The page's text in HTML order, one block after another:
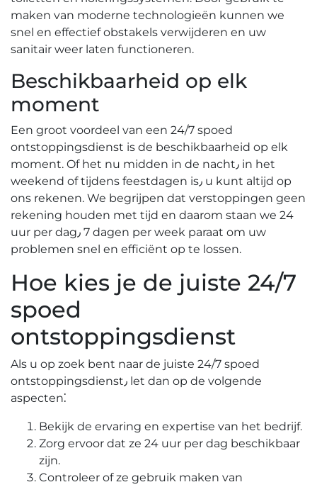
maken van moderne technologieën kunnen we
snel en effectief obstakels verwijderen en uw
sanitair weer laten functioneren.
Beschikbaarheid op elk
moment
Een groot voordeel van een 24/7 spoed
ontstoppingsdienst is de beschikbaarheid op elk
moment. Of het nu midden in de nacht٫ in het
weekend of tijdens feestdagen is٫ u kunt altijd op
ons rekenen.​ We begrijpen dat verstoppingen geen
rekening houden met tijd en daarom staan we 24
uur per dag٫ 7 dagen per week paraat om uw
problemen snel en efficiënt op te lossen.
Hoe kies je de juiste 24/7
spoed
ontstoppingsdienst
Als u op zoek bent naar de juiste 24/7 spoed
ontstoppingsdienst٫ let dan op de volgende
aspecten⁚
Bekijk de ervaring en expertise van het bedrijf.​
Zorg ervoor dat ze 24 uur per dag beschikbaar
zijn.​
Controleer of ze gebruik maken van